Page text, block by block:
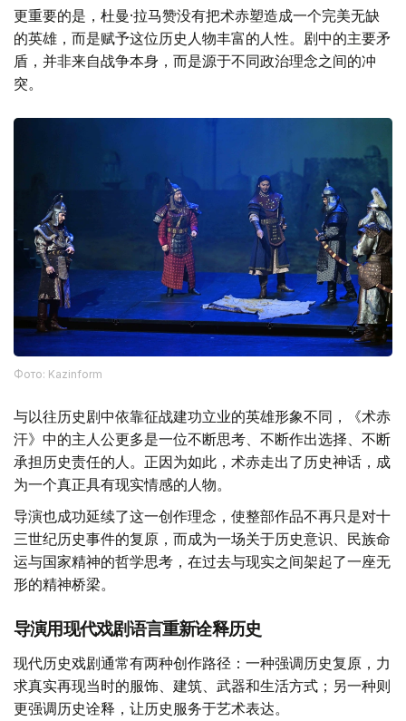
更重要的是，杜曼·拉马赞没有把术赤塑造成一个完美无缺
的英雄，而是赋予这位历史人物丰富的人性。剧中的主要矛
盾，并非来自战争本身，而是源于不同政治理念之间的冲
突。
Фото: Kazinform
与以往历史剧中依靠征战建功立业的英雄形象不同，《术赤
汗》中的主人公更多是一位不断思考、不断作出选择、不断
承担历史责任的人。正因为如此，术赤走出了历史神话，成
为一个真正具有现实情感的人物。
导演也成功延续了这一创作理念，使整部作品不再只是对十
三世纪历史事件的复原，而成为一场关于历史意识、民族命
运与国家精神的哲学思考，在过去与现实之间架起了一座无
形的精神桥梁。
导演用现代戏剧语言重新诠释历史
现代历史戏剧通常有两种创作路径：一种强调历史复原，力
求真实再现当时的服饰、建筑、武器和生活方式；另一种则
更强调历史诠释，让历史服务于艺术表达。